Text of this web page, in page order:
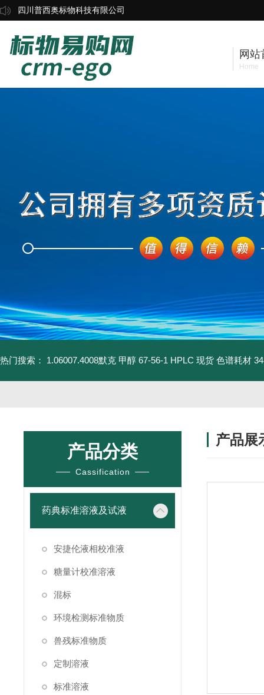
四川普西奥标物科技有限公司
网站
Home
热门搜索： 1.06007.4008默克 甲醇 67-56-1 HPLC 现货 色谱耗材
产品分类
Cassification
药典标准溶液及试液
安捷伦液相校准液
糖量计校准溶液
混标
环境检测标准物质
兽残标准物质
定制溶液
标准溶液
产品展